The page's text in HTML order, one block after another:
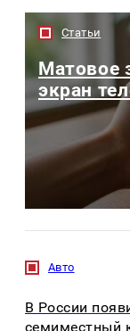
Статьи
Матовое
экран
Авто
В России
семиместный